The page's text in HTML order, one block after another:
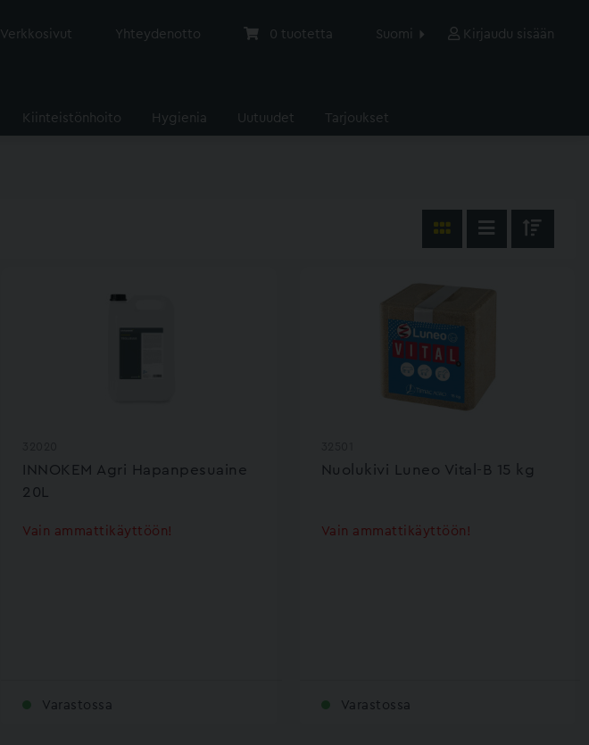
Verkkosivut Yhteydenotto 0 tuotetta Suomi Kirjaudu sisään
Kiinteistönhoito Hygienia Uutuudet Tarjoukset
INNOKEM Agri Hapanpesuaine
20L
Varastossa
Vain ammattikäyttöön!
Nuolukivi Luneo Vital-B 15 kg
Varastossa
Vain ammattikäyttöön!